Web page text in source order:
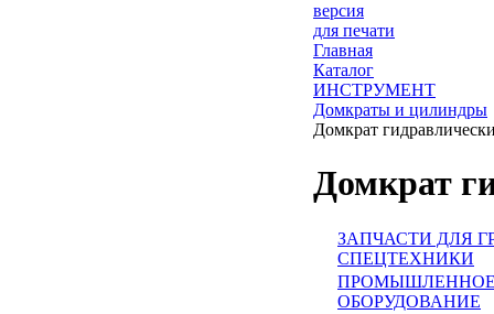
версия
для печати
Главная
Каталог
ИНСТРУМЕНТ
Домкраты и цилиндры
Домкрат
Домкрат
ЗАПЧАСТИ ДЛЯ
СПЕЦТЕХНИКИ
ОБОРУДОВАНИЕ